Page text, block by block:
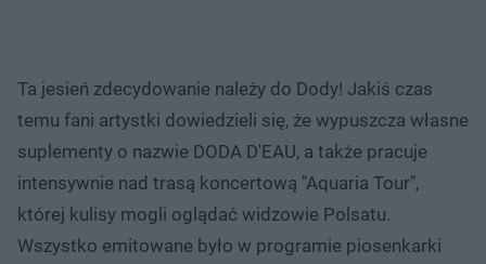
Ta jesień zdecydowanie należy do Dody! Jakiś czas
temu fani artystki dowiedzieli się, że wypuszcza własne
suplementy o nazwie DODA D'EAU, a także pracuje
intensywnie nad trasą koncertową "Aquaria Tour",
której kulisy mogli oglądać widzowie Polsatu.
Wszystko emitowane było w programie piosenkarki